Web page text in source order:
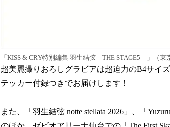
「KISS & CRY特別編集 羽生結弦―THE STAGE5―」（東
超美麗撮りおろしグラビアは超迫力のB4サイ
テッカー付録つきでお届けします！
また、「羽生結弦 notte stellata 2026」、「